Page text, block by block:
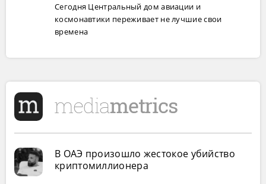
Сегодня Центральный дом авиации и
космонавтики переживает не лучшие свои
времена
В ОАЭ произошло жестокое убийство
криптомиллионера